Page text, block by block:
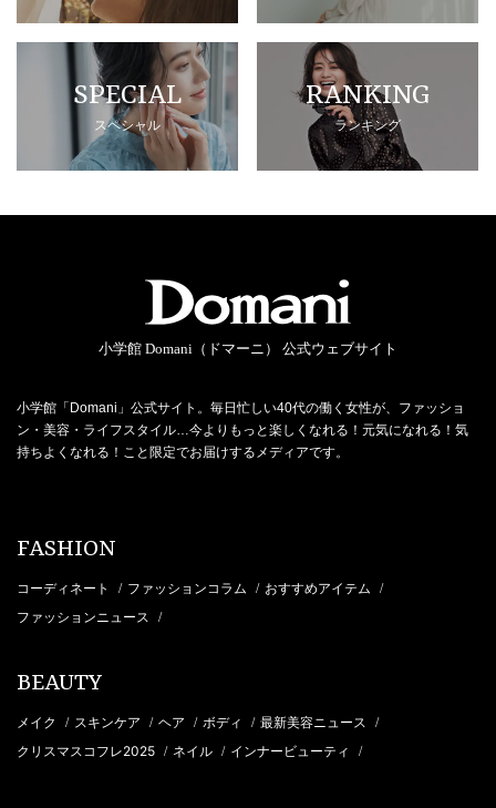
SPECIAL
スペシャル
RANKING
ランキング
小学館 Domani（ドマーニ） 公式ウェブサイト
小学館「Domani」公式サイト。毎日忙しい40代の働く女性が、ファッショ
ン・美容・ライフスタイル…今よりもっと楽しくなれる！元気になれる！気
持ちよくなれる！こと限定でお届けするメディアです。
FASHION
コーディネート / ファッションコラム / おすすめアイテム /
ファッションニュース /
BEAUTY
メイク / スキンケア / ヘア / ボディ / 最新美容ニュース /
クリスマスコフレ2025 / ネイル / インナービューティ /